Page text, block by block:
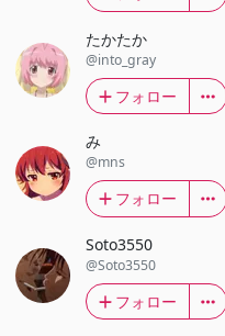
たかたか
@into_gray
フォロー
み
@mns
フォロー
Soto3550
@Soto3550
フォロー